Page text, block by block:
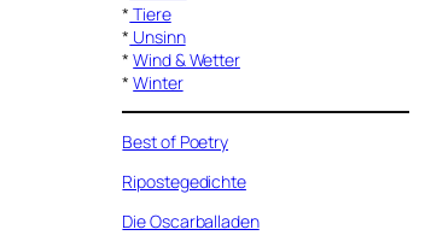
* Tiere
* Unsinn
*Wind & Wetter
*Winter
Best of Poetry
Ripostegedichte
Die Oscarballaden